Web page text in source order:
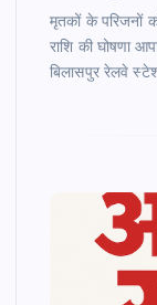
मृतकों के परिजनों
राशि की घोषणा
बिलासपुर रेलवे